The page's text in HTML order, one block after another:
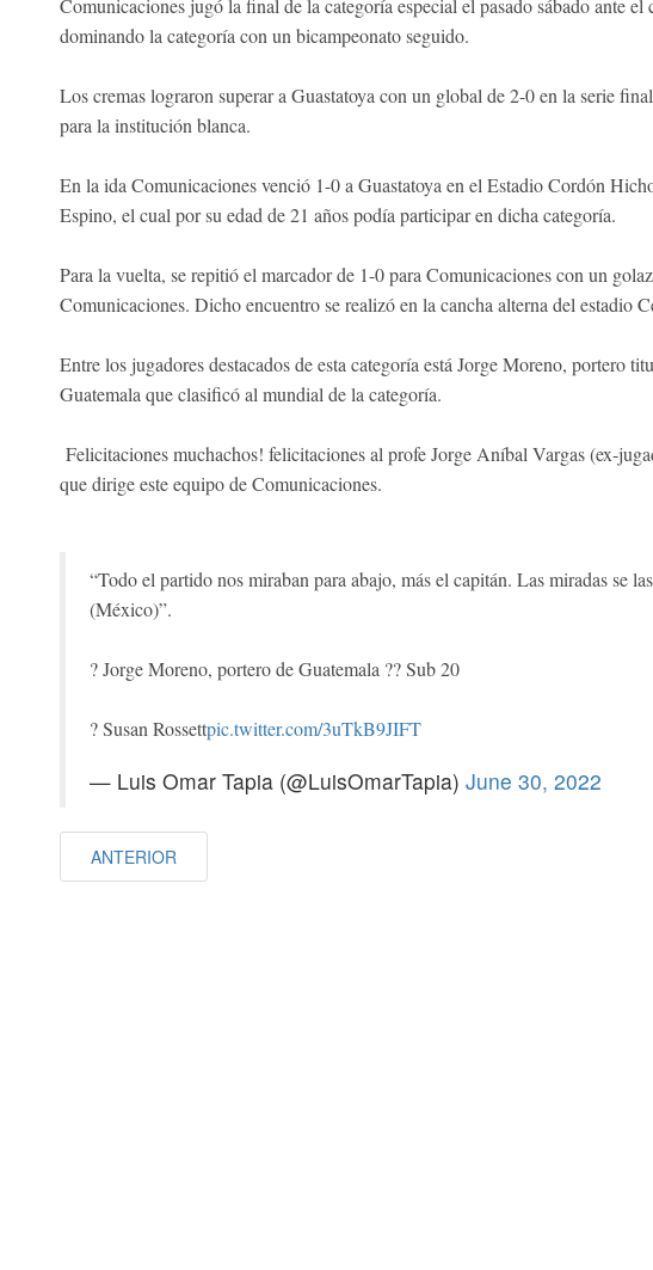
Comunicaciones jugó la final de la categoría especial el pasado sábado ante
dominando la categoría con un bicampeonato seguido.
Los cremas lograron superar a Guastatoya con un global de 2-0 en la serie
para la institución blanca.
En la ida Comunicaciones venció 1-0 a Guastatoya en el Estadio Cordón
Espino, el cual por su edad de 21 años podía participar en dicha categoría.
Para la vuelta, se repitió el marcador de 1-0 para Comunicaciones con un
Comunicaciones. Dicho encuentro se realizó en la cancha alterna del estadio
Entre los jugadores destacados de esta categoría está Jorge Moreno, portero
Guatemala que clasificó al mundial de la categoría.
Felicitaciones muchachos! felicitaciones al profe Jorge Aníbal Vargas (ex-
que dirige este equipo de Comunicaciones.
“Todo el partido nos miraban para abajo, más el capitán. Las miradas se
(México)”.
? Jorge Moreno, portero de Guatemala ?? Sub 20
? Susan Rossettpic.twitter.com/3uTkB9JIFT
— Luis Omar Tapia (@LuisOmarTapia) June 30, 2022
ANTERIOR